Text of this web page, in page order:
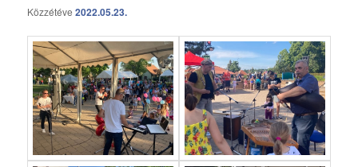
Közzétéve2022.05.23.